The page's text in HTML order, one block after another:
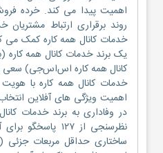
اهمیت پیدا می کند. خرده
روند برقراری ارتباط مشتریان
خدمات کانال همه‌ کاره کمک می
یک برند خدمات کانال همه‌
کانال همه‌ کاره اس‌اس‌جی) سعی
خدمات کانال همه‌ کاره با
اهمیت ویژگی‌ های آفلاین
در وفاداری به برند خدمات
نظرسنجی از ۱۲۷